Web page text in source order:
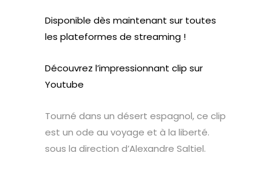
Disponible dès maintenant sur toutes
les plateformes de streaming !
Découvrez l’impressionnant clip sur
Youtube
Tourné dans un désert espagnol, ce clip
est un ode au voyage et à la liberté.
sous la direction d’Alexandre Saltiel.